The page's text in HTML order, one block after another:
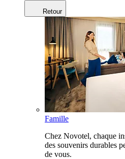
Retour
Famille
Chez Novotel, chaque
des souvenirs durables
de vous.